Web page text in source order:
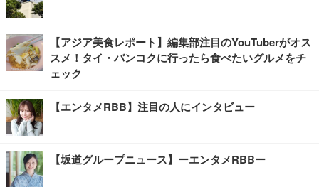
【アジア美食レポート】編集部注目のYouTuberがオス
スメ！タイ・バンコクに行ったら食べたいグルメをチ
ェック
【エンタメRBB】注目の人にインタビュー
【坂道グループニュース】ーエンタメRBBー